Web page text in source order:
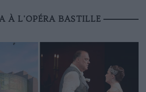
À L'OPÉRA BASTILLE